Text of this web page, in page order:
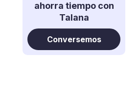
ahorra tiempo con
Talana
Conversemos